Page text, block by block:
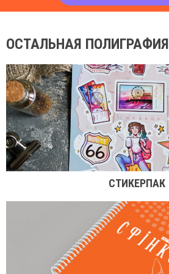
ОСТАЛЬНАЯ ПОЛИГРАФИЯ
СТИКЕРПАК